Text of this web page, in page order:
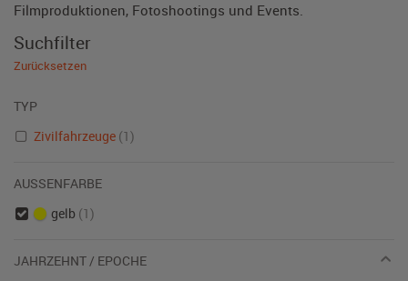
Filmproduktionen, Fotoshootings und Events.
Suchfilter
Zurücksetzen
TYP
Zivilfahrzeuge (1)
AUSSENFARBE
gelb (1)
JAHRZEHNT / EPOCHE